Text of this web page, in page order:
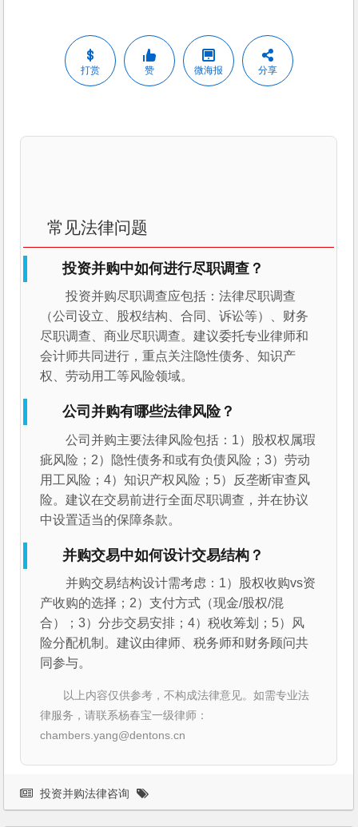
打赏 赞 微海报 分享
常见法律问题
投资并购中如何进行尽职调查？
投资并购尽职调查应包括：法律尽职调查
（公司设立、股权结构、合同、诉讼等）、财务
尽职调查、商业尽职调查。建议委托专业律师和
会计师共同进行，重点关注隐性债务、知识产
权、劳动用工等风险领域。
公司并购有哪些法律风险？
公司并购主要法律风险包括：1）股权权属瑕
疵风险；2）隐性债务和或有负债风险；3）劳动
用工风险；4）知识产权风险；5）反垄断审查风
险。建议在交易前进行全面尽职调查，并在协议
中设置适当的保障条款。
并购交易中如何设计交易结构？
并购交易结构设计需考虑：1）股权收购vs资
产收购的选择；2）支付方式（现金/股权/混
合）；3）分步交易安排；4）税收筹划；5）风
险分配机制。建议由律师、税务师和财务顾问共
同参与。
以上内容仅供参考，不构成法律意见。如需专业法
律服务，请联系杨春宝一级律师：
chambers.yang@dentons.cn
投资并购法律咨询